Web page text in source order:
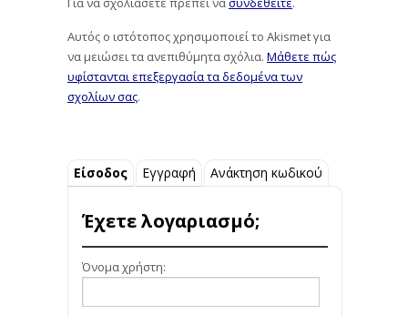
Αυτός ο ιστότοπος χρησιμοποιεί το Akismet για
να μειώσει τα ανεπιθύμητα σχόλια. Μάθετε πώς
υφίστανται επεξεργασία τα δεδομένα των
σχολίων σας.
Είσοδος Εγγραφή Ανάκτηση κωδικού
Έχετε λογαριασμό;
Όνομα χρήστη: